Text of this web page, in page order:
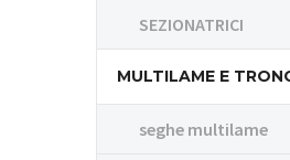
SEZIONATRICI
MULTILAME E
seghe multilame